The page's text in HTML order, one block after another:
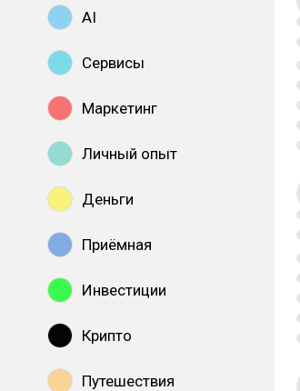
AI
Сервисы
Маркетинг
Личный опыт
Деньги
Приёмная
Инвестиции
Крипто
Путешествия